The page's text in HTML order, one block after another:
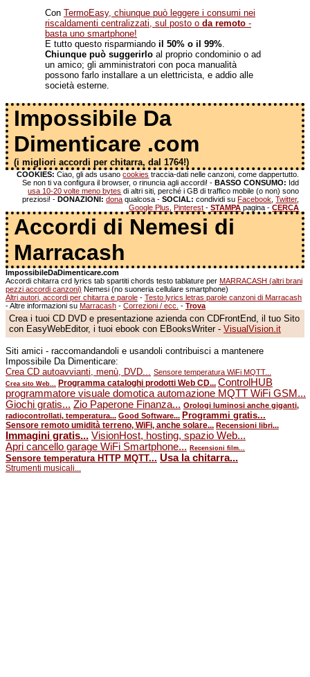
Con TermoEasy, chiunque può leggere i consumi nei
riscaldamenti centralizzati, sul posto o da remoto -
basta uno smartphone!
E tutto questo risparmiando il 50% o il 99%.
Chiunque può suggerirlo al proprio condominio o ad
un amico; gli amministratori con poca manualità
possono farlo installare a un elettricista, e addio alle
società esterne.
Impossibile Da
Dimenticare .com
(i migliori accordi per chitarra, dal 1764!)
COOKIES: Ciao, gli ads usanocookies traccia-dati nelle canzoni, come dappertutto.
Se non ti va configura il browser, o rinuncia agli accordi! -BASSO CONSUMO: Idd
usa 10-20 volte meno bytes di altri siti, perché i GB di traffico mobile (o non) sono
preziosi! -DONAZIONI: dona qualcosa -SOCIAL: condividi suFacebook ,Twitter,
Google Plus ,Pinterest -STAMPA pagina -CERCA
Accordi di Nemesi di
Marracash
ImpossibileDaDimenticare.com
Accordi chitarra crd lyrics tab spartiti chords testo tablature per MARRACASH (altri brani
pezzi accordi canzoni) Nemesi (no suoneria cellulare smartphone)
Altri autori, accordi per chitarra e parole - Testo lyrics letras parole canzoni di Marracash
- Altre informazioni su Marracash - Correzioni / ecc. - Trova
Crea i tuoi CD DVD e presentazione azienda con CDFrontEnd, il tuo Sito
con EasyWebEditor, i tuoi ebook con EBooksWriter - VisualVision.it
Siti amici - raccomandandoli e usandoli contribuisci a mantenere
Impossibile Da Dimenticare:
Crea CD autoavvianti, menù, DVD... Sensore temperatura WiFi MQTT...
Crea sito Web... Programma cataloghi prodotti Web CD... ControlHUB
programmatore visuale domotica automazione MQTT WiFi GSM...
Giochi gratis... Zio Paperone Finanza... Orologi luminosi anche giganti,
radiocontrollati, temperatura... Good Software... Programmi gratis...
Sensore remoto umidità terreno, WiFi, anche solare... Recensioni libri...
Immagini gratis... VisionHost, hosting, spazio Web...
Apri cancello garage WiFi Smartphone...
Recensioni film...
Sensore temperatura HTTP MQTT... Usa la chitarra...
Strumenti musicali...